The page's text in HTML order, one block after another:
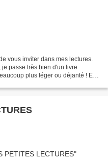
vous inviter dans mes lectures.
passe très bien d'un livre
plus léger ou déjanté ! En,